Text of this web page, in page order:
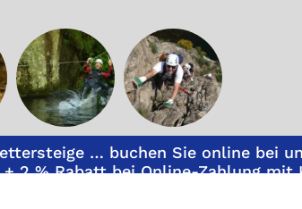
… buchen Sie online bei
+ 2 % Rabatt bei Online-Zahlung mit